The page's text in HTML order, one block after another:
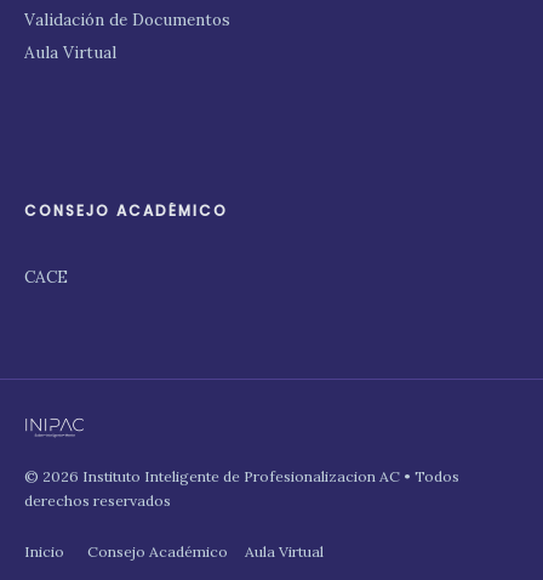
Validación de Documentos
Aula Virtual
CONSEJO ACADÉMICO
CACE
© 2026 Instituto Inteligente de Profesionalizacion AC • Todos
derechos reservados
Inicio Consejo Académico Aula Virtual